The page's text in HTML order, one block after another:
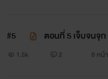
สอนพิเศษเป็นว่าเล่น เพ
￼
#5 ตอนที่ 5 เจ็บจนจุก
1.5k 2 8 หน้า